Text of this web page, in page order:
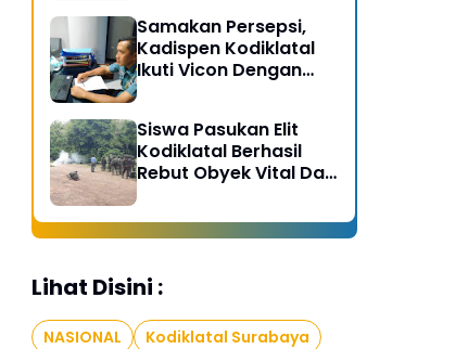
Kobocoran
Samakan Persepsi,
Kadispen Kodiklatal
Ikuti Vicon Dengan
Siswa Pasukan Elit
Kodiklatal Berhasil
Rebut Obyek Vital Dari
Lihat Disini :
NASIONAL
Kodiklatal Surabaya